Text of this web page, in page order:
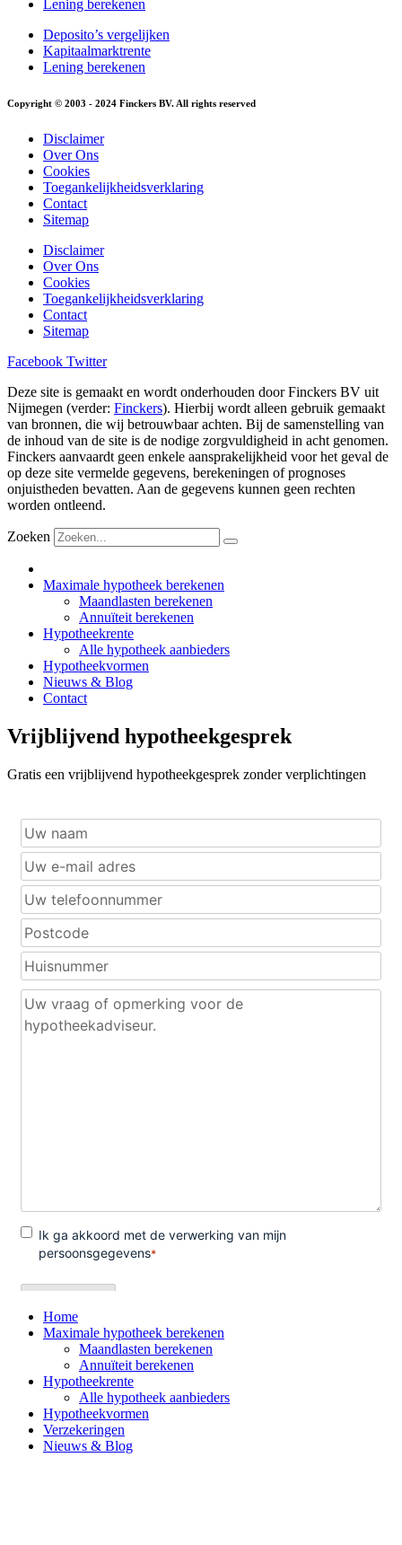
Lening berekenen
Deposito’s vergelijken
Kapitaalmarktrente
Lening berekenen
Copyright © 2003 - 2024 Finckers BV. All rights reserved
Disclaimer
Over Ons
Cookies
Toegankelijkheidsverklaring
Contact
Sitemap
Disclaimer
Over Ons
Cookies
Toegankelijkheidsverklaring
Contact
Sitemap
Facebook Twitter
Deze site is gemaakt en wordt onderhouden door Finckers BV uit
Nijmegen (verder: Finckers). Hierbij wordt alleen gebruik gemaakt
van bronnen, die wij betrouwbaar achten. Bij de samenstelling van
de inhoud van de site is de nodige zorgvuldigheid in acht genomen.
Finckers aanvaardt geen enkele aansprakelijkheid voor het geval de
op deze site vermelde gegevens, berekeningen of prognoses
onjuistheden bevatten. Aan de gegevens kunnen geen rechten
worden ontleend.
Zoeken
Maximale hypotheek berekenen
Maandlasten berekenen
Annuïteit berekenen
Hypotheekrente
Alle hypotheek aanbieders
Hypotheekvormen
Nieuws & Blog
Contact
Vrijblijvend hypotheekgesprek
Gratis een vrijblijvend hypotheekgesprek zonder verplichtingen
Home
Maximale hypotheek berekenen
Maandlasten berekenen
Annuïteit berekenen
Hypotheekrente
Alle hypotheek aanbieders
Hypotheekvormen
Verzekeringen
Nieuws & Blog